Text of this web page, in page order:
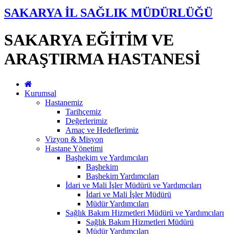
SAKARYA İL SAĞLIK MÜDÜRLÜĞÜ
SAKARYA EĞİTİM VE
ARAŞTIRMA HASTANESİ
Kurumsal
Hastanemiz
Tarihçemiz
Değerlerimiz
Amaç ve Hedeflerimiz
Vizyon & Misyon
Hastane Yönetimi
Başhekim ve Yardımcıları
Başhekim
Başhekim Yardımcıları
İdari ve Mali İşler Müdürü ve Yardımcıları
İdari ve Mali İşler Müdürü
Müdür Yardımcıları
Sağlık Bakım Hizmetleri Müdürü ve Yardımcıları
Sağlık Bakım Hizmetleri Müdürü
Müdür Yardımcıları